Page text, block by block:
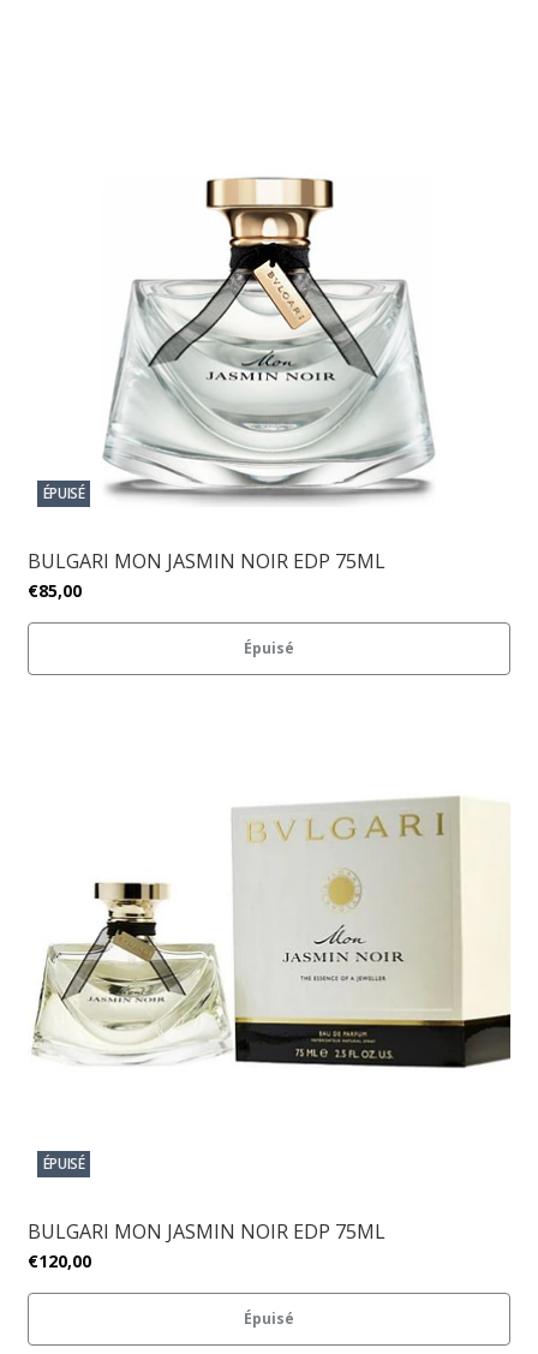
ÉPUISÉ
BULGARI MON JASMIN NOIR EDP 75ML
€85,00
Épuisé
ÉPUISÉ
BULGARI MON JASMIN NOIR EDP 75ML
€120,00
Épuisé